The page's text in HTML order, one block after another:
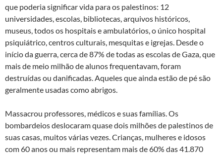
que poderia significar vida para os palestinos: 12
universidades, escolas, bibliotecas, arquivos históricos,
museus, todos os hospitais e ambulatórios, o único hospital
psiquiátrico, centros culturais, mesquitas e igrejas. Desde o
início da guerra, cerca de 87% de todas as escolas de Gaza, que
mais de meio milhão de alunos frequentavam, foram
destruídas ou danificadas. Aqueles que ainda estão de pé são
geralmente usadas como abrigos.
Massacrou professores, médicos e suas famílias. Os
bombardeios deslocaram quase dois milhões de palestinos de
suas casas, muitos várias vezes. Crianças, mulheres e idosos
com 60 anos ou mais representam mais de 60% das 41.870